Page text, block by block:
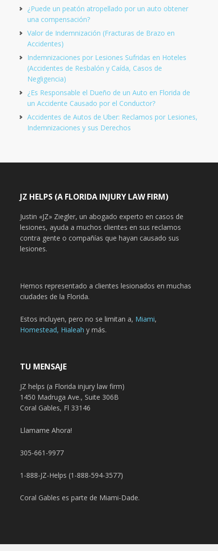
¿Puede un peatón atropellado por un auto obtener
una compensación?
Valor de Indemnización (Fracturas de Brazo en
Accidentes)
Indemnizaciones por Lesiones Sufridas en Hoteles
(Accidentes de Resbalón y Caída, Casos de
Negligencia)
¿Es Responsable el Dueño de un Auto en Florida de
un Accidente Causado por el Conductor?
Accidentes de Autos de Uber: Reclamos por Lesiones,
Indemnizaciones y sus Derechos
JZ HELPS (A FLORIDA INJURY LAW FIRM)
Justin «JZ» Ziegler, un abogado experto en casos de
lesiones, ayuda a muchos clientes en sus reclamos
contra gente o compañías que hayan causado sus
lesiones.
Hemos representado a clientes lesionados en muchas
ciudades de la Florida.
Estos incluyen, pero no se limitan a, Miami,
Homestead, Hialeah y más.
TU MENSAJE
JZ helps (a Florida injury law firm)
1450 Madruga Ave., Suite 306B
Coral Gables, Fl 33146
Llamame Ahora!
305-661-9977
1-888-JZ-Helps (1-888-594-3577)
Coral Gables es parte de Miami-Dade.